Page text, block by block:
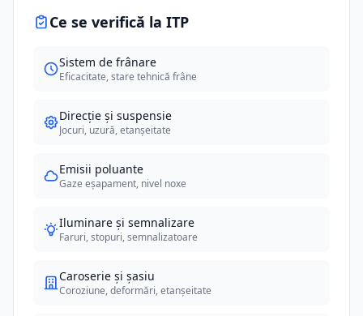
Ce se verifică la ITP
Sistem de frânare
Eficacitate, stare tehnică frâne
Direcție și suspensie
Jocuri, uzură, etanșeitate
Emisii poluante
Gaze eșapament, nivel noxe
Iluminare și semnalizare
Faruri, stopuri, semnalizatoare
Caroserie și șasiu
Coroziune, deformări, etanșeitate